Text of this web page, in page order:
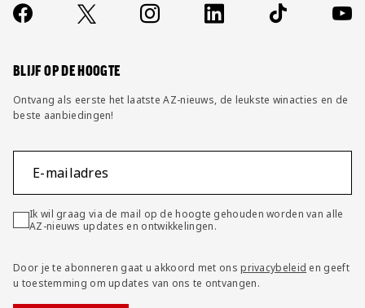
Contact
FAQ
Socials
https://www.facebook.com/AZAlkmaar
X Instagram LinkedIn TikTok
BLIJF OP DE HOOGTE
Ontvang als eerste het laatste AZ-nieuws, de leukste winacties en de
beste aanbiedingen!
E-mailadres
Ik wil graag via de mail op de hoogte gehouden worden van alle
AZ-nieuws updates en ontwikkelingen.
Door je te abonneren gaat u akkoord met onsprivacybeleid en geeft
u toestemming om updates van ons te ontvangen.